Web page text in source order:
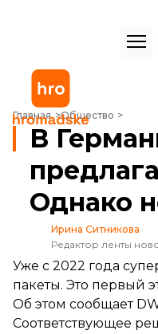
Главная Общество
В Германии супермаркетам
В
Однако
Ирина Ситникова
Редактор ленты
Уже с 2022 года
пакеты. Это первый
Об этом сообщает
Соответствующее